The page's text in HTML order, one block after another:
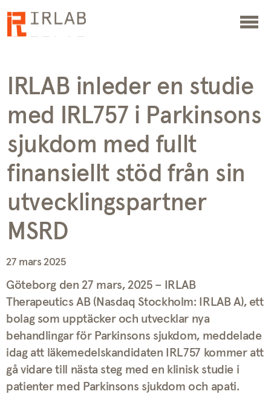
IRLAB inleder en studie
med IRL757 i Parkinsons
sjukdom med fullt
finansiellt stöd från sin
utvecklingspartner
MSRD
27 mars 2025
Göteborg den 27 mars, 2025 – IRLAB
Therapeutics AB (Nasdaq Stockholm: IRLAB A), ett
bolag som upptäcker och utvecklar nya
behandlingar för Parkinsons sjukdom, meddelade
idag att läkemedelskandidaten IRL757 kommer att
gå vidare till nästa steg med en klinisk studie i
patienter med Parkinsons sjukdom och apati.